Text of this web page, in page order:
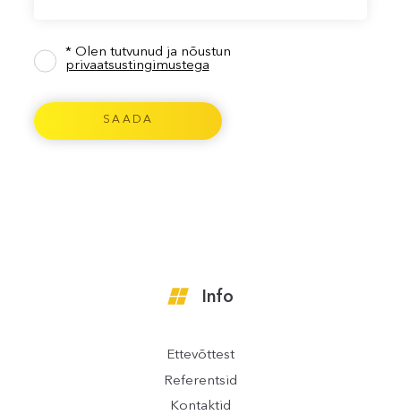
* Olen tutvunud ja nõustun
privaatsustingimustega
Info
Ettevõttest
Referentsid
Kontaktid